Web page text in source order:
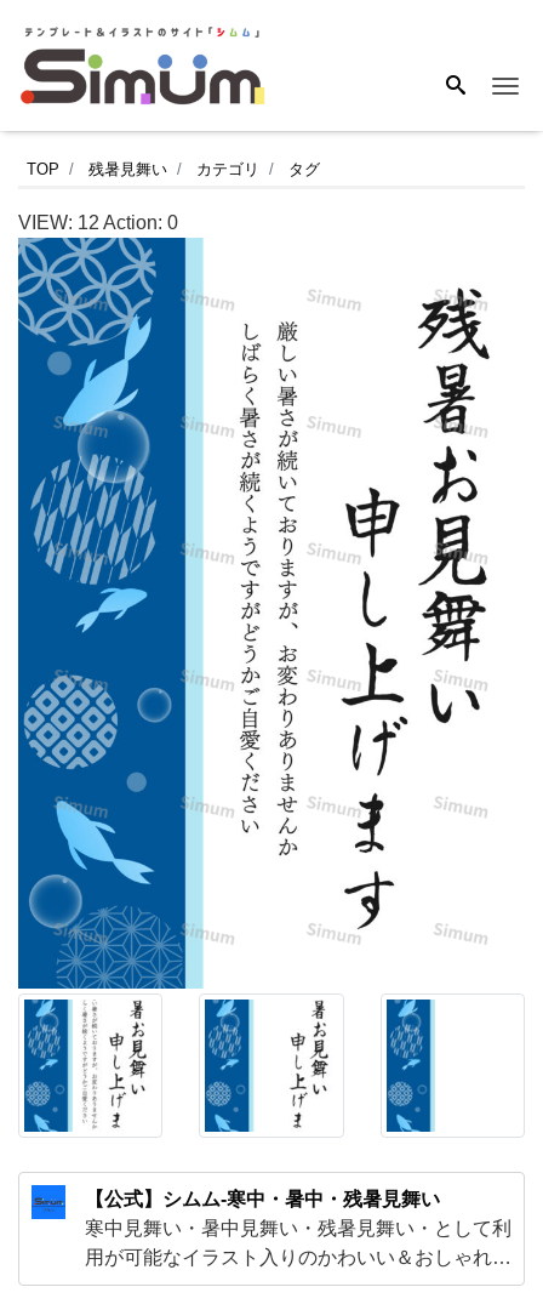
日
本
の
伝
統
的
を
モ
ダ
仕
立
て
と
そ
間
を
ス
イ
イ
と
TOP 残暑見舞い カテゴリ タグ
VIEW: 12 Action: 0
【公式】シムム-寒中・暑中・残暑見舞い
寒中見舞い・暑中見舞い・残暑見舞い・として利
用が可能なイラスト入りのかわいい＆おしゃれな
テンプレート素材となります。取引先などに出す